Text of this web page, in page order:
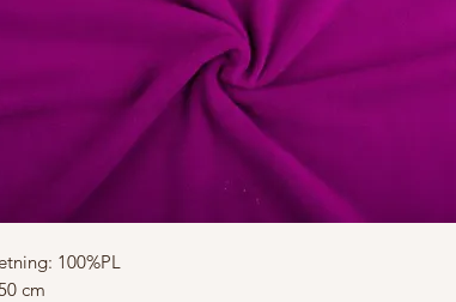
100%PL
cm